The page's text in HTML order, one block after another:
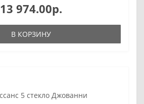
13 974.00р.
В КОРЗИНУ